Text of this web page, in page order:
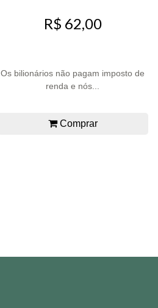
R$ 62,00
Os bilionários não pagam imposto de
renda e nós...
Comprar